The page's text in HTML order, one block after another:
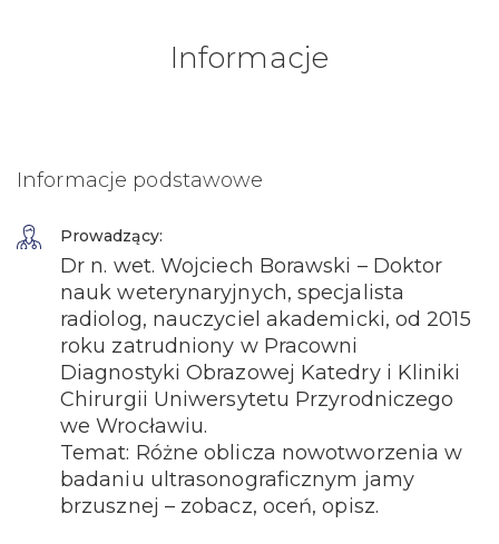
Informacje
Informacje podstawowe
Prowadzący:
Dr n. wet. Wojciech Borawski – Doktor
nauk weterynaryjnych, specjalista
radiolog, nauczyciel akademicki, od 2015
roku zatrudniony w Pracowni
Diagnostyki Obrazowej Katedry i Kliniki
Chirurgii Uniwersytetu Przyrodniczego
we Wrocławiu.
Temat: Różne oblicza nowotworzenia w
badaniu ultrasonograficznym jamy
brzusznej – zobacz, oceń, opisz.